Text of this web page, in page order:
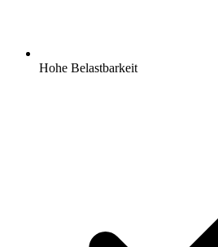
Hohe Belastbarkeit